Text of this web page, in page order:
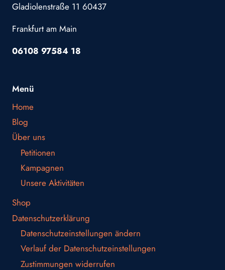
Gladiolenstraße 11 60437
Frankfurt am Main
06108 97584 18
Menü
Home
Blog
Über uns
Petitionen
Kampagnen
Unsere Aktivitäten
Shop
Datenschutzerklärung
Datenschutzeinstellungen ändern
Verlauf der Datenschutzeinstellungen
Zustimmungen widerrufen